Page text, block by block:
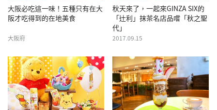
大阪必吃這一味！五種只有在大
阪才吃得到的在地美食
大阪府
秋天來了，一起來GINZA SIX的
「辻利」抹茶名店品嚐「秋之聖
代」
2017.09.15